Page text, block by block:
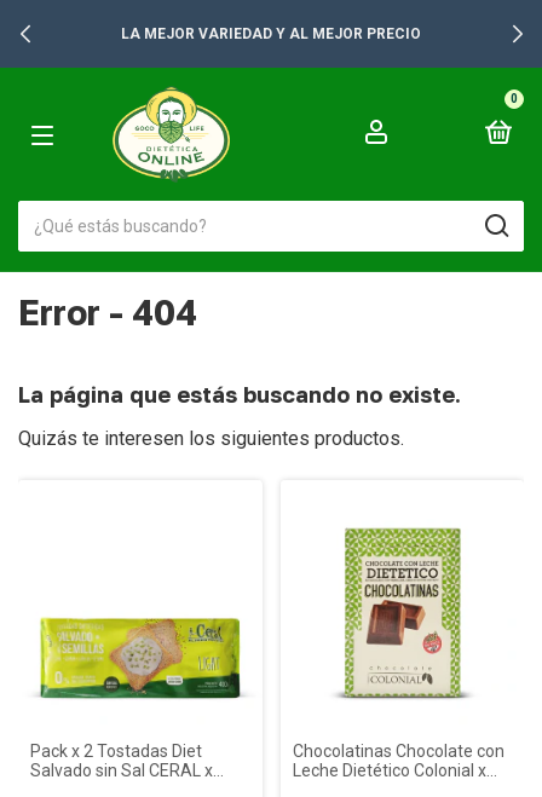
LA MEJOR VARIEDAD Y AL MEJOR PRECIO
0
Error - 404
La página que estás buscando no existe.
Quizás te interesen los siguientes productos.
Pack x 2 Tostadas Diet
Salvado sin Sal CERAL x
Chocolatinas Chocolate con
Leche Dietético Colonial x